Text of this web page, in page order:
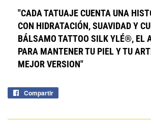
"CADA TATUAJE CUENTA UNA
CON HIDRATACIÓN, SUAVIDAD Y
BÁLSAMO TATTOO SILK YLÉ®, EL
PARA MANTENER TU PIEL Y TU
MEJOR VERSION"
Compartir